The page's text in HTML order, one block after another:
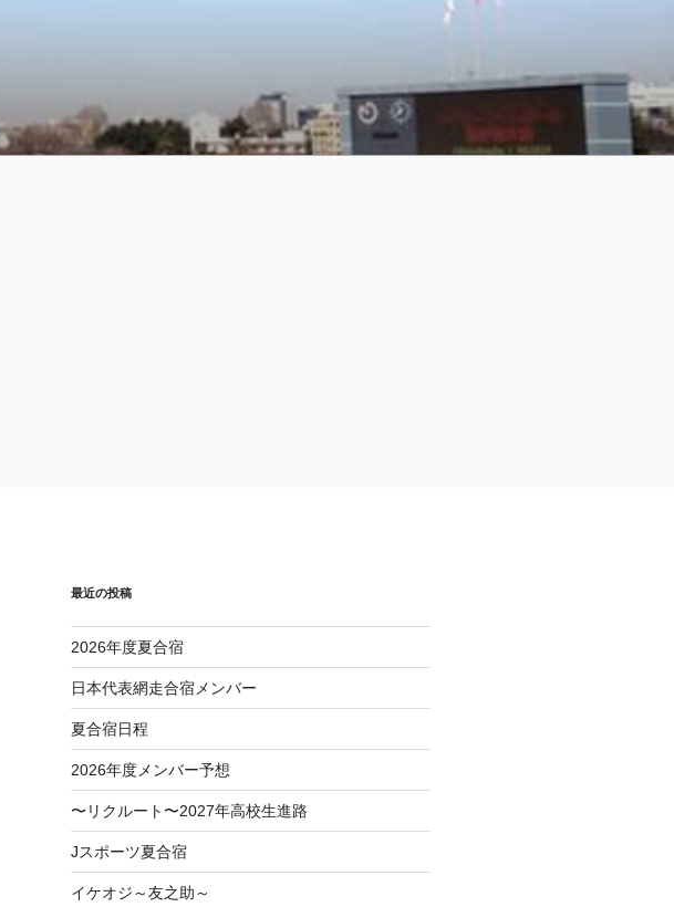
最近の投稿
2026年度夏合宿
日本代表網走合宿メンバー
夏合宿日程
2026年度メンバー予想
〜リクルート〜2027年高校生進路
Jスポーツ夏合宿
イケオジ～友之助～